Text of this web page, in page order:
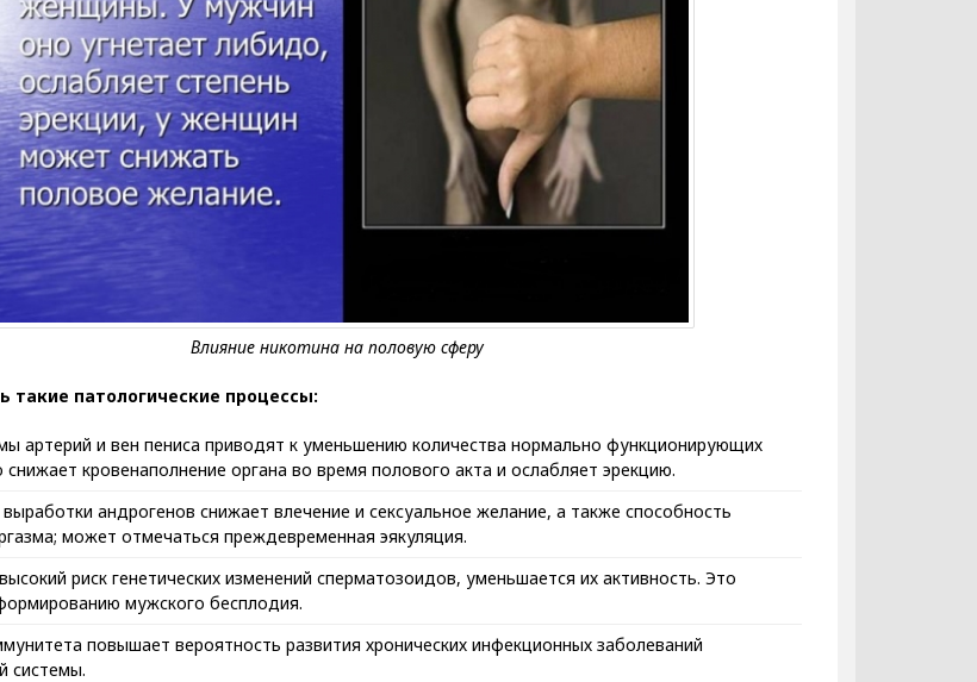
такие патологические процессы:
артерий и вен пениса приводят к уменьшению количества нормально функционирующих
снижает кровенаполнение органа во время полового акта и ослабляет эрекцию.
андрогенов снижает влечение и сексуальное желание, а также способность
может отмечаться преждевременная эякуляция.
риск генетических изменений сперматозоидов, уменьшается их активность. Это
мужского бесплодия.
повышает вероятность развития хронических инфекционных заболеваний
системы.